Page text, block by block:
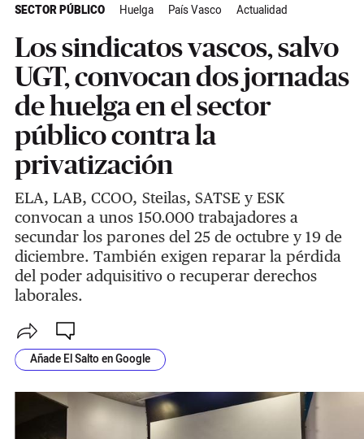
SECTOR PÚBLICO Huelga País Vasco Actualidad
Los sindicatos vascos, salvo
UGT, convocan dos jornadas
de huelga en el sector
público contra la
privatización
ELA, LAB, CCOO, Steilas, SATSE y ESK
convocan a unos 150.000 trabajadores a
secundar los parones del 25 de octubre y 19 de
diciembre. También exigen reparar la pérdida
del poder adquisitivo o recuperar derechos
laborales.
Añade El Salto en Google